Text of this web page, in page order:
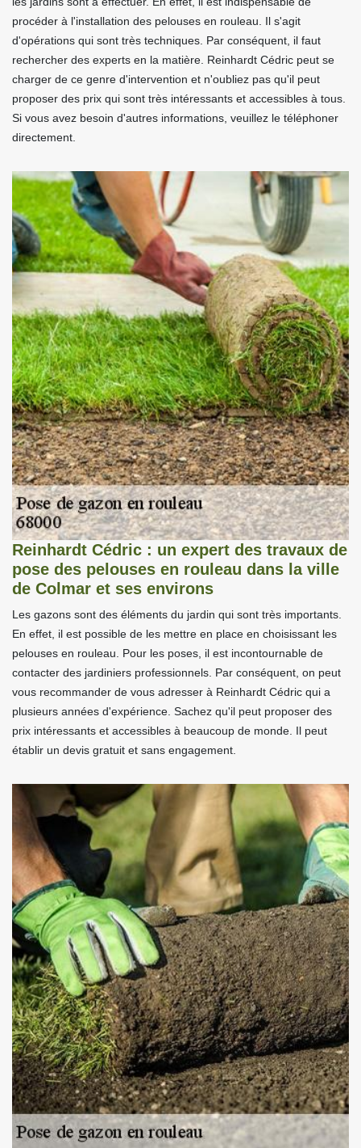
procéder à l'installation des pelouses en rouleau. Il s'agit
d'opérations qui sont très techniques. Par conséquent, il faut
rechercher des experts en la matière. Reinhardt Cédric peut se
charger de ce genre d'intervention et n'oubliez pas qu'il peut
proposer des prix qui sont très intéressants et accessibles à tous.
Si vous avez besoin d'autres informations, veuillez le téléphoner
directement.
Reinhardt Cédric : un expert des travaux de
pose des pelouses en rouleau dans la ville
de Colmar et ses environs
Les gazons sont des éléments du jardin qui sont très importants.
En effet, il est possible de les mettre en place en choisissant les
pelouses en rouleau. Pour les poses, il est incontournable de
contacter des jardiniers professionnels. Par conséquent, on peut
vous recommander de vous adresser à Reinhardt Cédric qui a
plusieurs années d'expérience. Sachez qu'il peut proposer des
prix intéressants et accessibles à beaucoup de monde. Il peut
établir un devis gratuit et sans engagement.